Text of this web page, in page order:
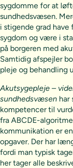
sygdomme for at
sundhedsvæsen.
i stigende grad
sygdom og være i
på borgeren med
Samtidig afspejler
pleje og behandling
Akutsygepleje –
sundhedsvæsen har
kompetencer til
fra ABCDE-
kommunikation er
opgaver. Der har
fordi man typisk
her tager alle